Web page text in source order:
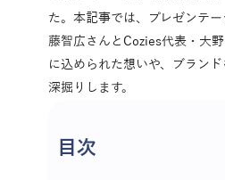
た。本記事では、プレゼンテ
藤智広さんとCozies代表・大
に込められた想いや、ブラン
深掘りします。
目次